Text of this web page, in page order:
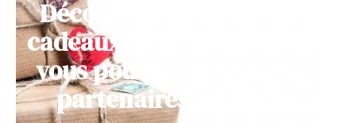
Découvrez des idées de
cadeaux d’entreprise que
vous pouvez offrir à vos
partenaires en 2022